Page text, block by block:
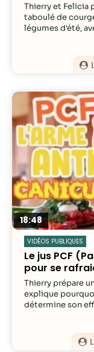
Thierry et Felicia
taboulé de
légumes d'été,
18:48
VIDÉOS PUBLIQUES
Le jus PCF
pour se
Thierry prépare
explique
détermine son